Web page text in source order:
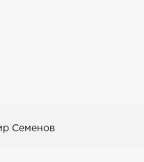
Семенов